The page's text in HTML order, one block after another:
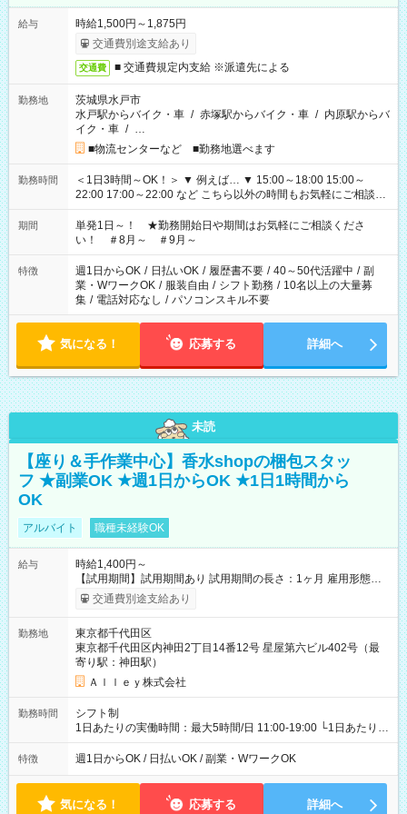
給与
時給1,500円～1,875円
交通費別途支給あり
交通費 ■ 交通費規定内支給 ※派遣先による
勤務地
茨城県水戸市
水戸駅からバイク・車 / 赤塚駅からバイク・車 / 内原駅からバ
イク・車 / …
■物流センターなど ■勤務地選べます
勤務時間
＜1日3時間～OK！＞ ▼ 例えば… ▼ 15:00～18:00 15:00～
22:00 17:00～22:00 など こちら以外の時間もお気軽にご相談く
ださい！
期間
単発1日～！ ★勤務開始日や期間はお気軽にご相談くださ
い！ ＃8月～ ＃9月～
特徴 週1日からOK / 日払いOK / 履歴書不要 / 40～50代活躍中 / 副
業・WワークOK / 服装自由 / シフト勤務 / 10名以上の大量募
集 / 電話対応なし / パソコンスキル不要
気になる！ 応募する 詳細へ
未読
【座り＆手作業中心】香水shopの梱包スタッ
フ ★副業OK ★週1日からOK ★1日1時間から
OK
アルバイト 職種未経験OK
給与
時給1,400円～
【試用期間】試用期間あり 試用期間の長さ：1ヶ月 雇用形態、
給与は本採用時と同じです。
交通費別途支給あり
勤務地
東京都千代田区
東京都千代田区内神田2丁目14番12号 星屋第六ビル402号（最
寄り駅：神田駅）
Ａｌｌｅｙ株式会社
勤務時間
シフト制
1日あたりの実働時間：最大5時間/日 11:00-19:00 └1日あたりの
実働時間：1-5時間 └上記の時間帯内であれば、いつでも勤務可
能！ └平日・土曜日の中で、お好きな曜日でご勤務いただけま
18:00 などのように、自由な働き方が可能なお仕事です！
特徴 週1日からOK / 日払いOK / 副業・WワークOK
気になる！ 応募する 詳細へ